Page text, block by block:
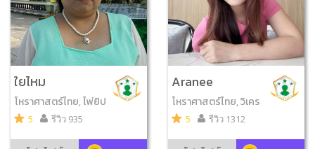
ใยไหม
โหราศาสตร์ไทย, ไพ่ยิป
ซี, เลข7ตัว9ฐาน, วิเคร
5 รีวิว 935
Aranee
โหราศาสตร์ไทย, วิเคร
าะห์เบอร์มือถือ, ไพ่พรห
5 รีวิว 1312